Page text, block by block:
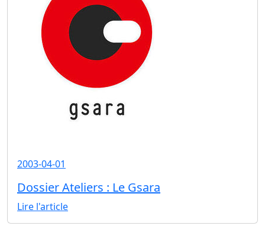
2003-04-01
Dossier Ateliers : Le Gsara
Lire l'article